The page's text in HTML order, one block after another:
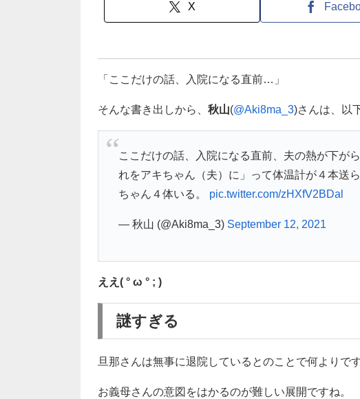
X
「ここだけの話、入院になる直前…」
そんな書き出しから、 秋山(@Aki8ma_3)さんは、以
ここだけの話、入院になる直前、夫の熱が下が
れをアキちゃん（夫）に」って体温計が４本送
ちゃん４体いる。 pic.twitter.com/zHXfV2BDal
— 秋山 (@Aki8ma_3) September 12, 2021
ええ( ° ω ° ; )
謎すぎる
旦那さんは無事に退院しているとのことで何よりで
お義母さんの意図をはかるのが難しい展開ですね。